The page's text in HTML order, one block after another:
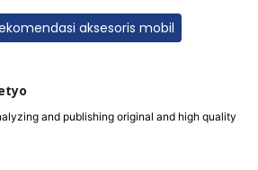
aksesoris mobil
and publishing original and high quality